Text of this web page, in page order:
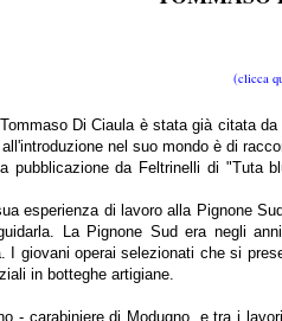
(clicca
Di Ciaula è stata già citata da
nel suo mondo è di
pubblicazione da Feltrinelli di "Tuta
esperienza di lavoro alla Pignone
La Pignone Sud era negli
I giovani operai selezionati che si
in botteghe artigiane.
- carabiniere di Modugno, e tra i